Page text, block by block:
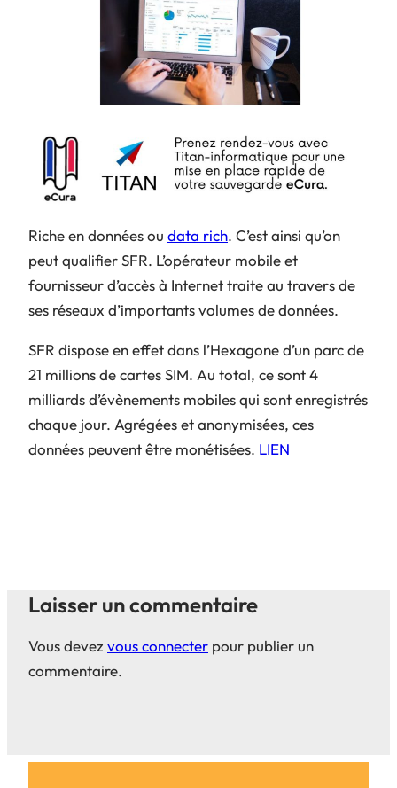
Riche en données ou data rich. C’est ainsi qu’on
peut qualifier SFR. L’opérateur mobile et
fournisseur d’accès à Internet traite au travers de
ses réseaux d’importants volumes de données.
SFR dispose en effet dans l’Hexagone d’un parc de
21 millions de cartes SIM. Au total, ce sont 4
milliards d’évènements mobiles qui sont enregistrés
chaque jour. Agrégées et anonymisées, ces
données peuvent être monétisées. LIEN
Laisser un commentaire
Vous devez vous connecter pour publier un
commentaire.